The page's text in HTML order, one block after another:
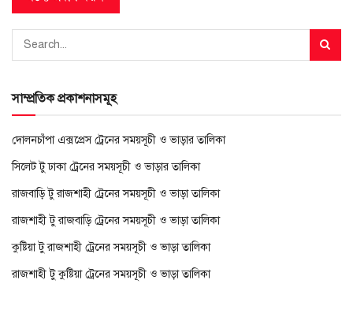
সাম্প্রতিক প্রকাশনাসমূহ
দোলনচাঁপা এক্সপ্রেস ট্রেনের সময়সূচী ও ভাড়ার তালিকা
সিলেট টু ঢাকা ট্রেনের সময়সূচী ও ভাড়ার তালিকা
রাজবাড়ি টু রাজশাহী ট্রেনের সময়সূচী ও ভাড়া তালিকা
রাজশাহী টু রাজবাড়ি ট্রেনের সময়সূচী ও ভাড়া তালিকা
কুষ্টিয়া টু রাজশাহী ট্রেনের সময়সূচী ও ভাড়া তালিকা
রাজশাহী টু কুষ্টিয়া ট্রেনের সময়সূচী ও ভাড়া তালিকা